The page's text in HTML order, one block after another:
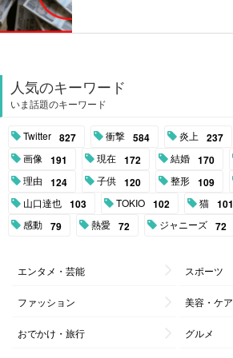
人気のキーワード
いま話題のキーワード
Twitter 827 衝撃 584 炎上 237
画像 191 現在 172 結婚 170
理由 124 子供 120 整形 109
山口達也 103 TOKIO 102 猫 101
感動 79 熱愛 72 ジャニーズ 72
エンタメ・芸能 スポーツ
ファッション 美容・ケア
おでかけ・旅行 グルメ